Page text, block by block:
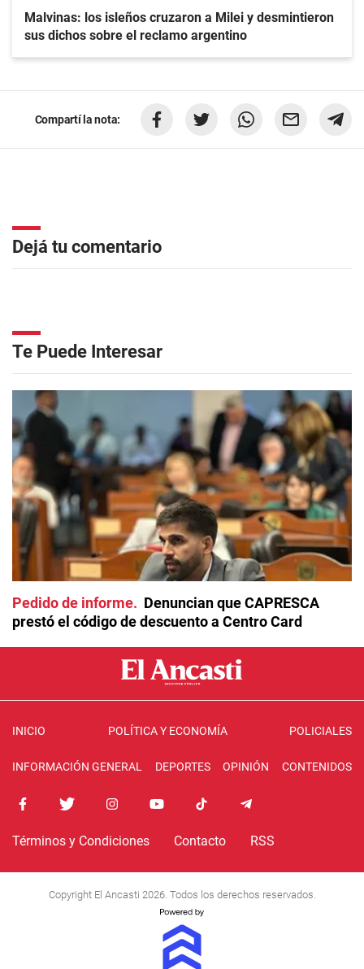
Malvinas: los isleños cruzaron a Milei y desmintieron
sus dichos sobre el reclamo argentino
Compartí la nota:
Dejá tu comentario
Te Puede Interesar
Pedido de informe
Denuncian que CAPRESCA
prestó el código de descuento a Centro Card
INICIO POLÍTICA Y ECONOMÍA POLICIALES
INFORMACIÓN GENERAL DEPORTES OPINIÓN CONTENIDOS
Términos y Condiciones Contacto RSS
Copyright El Ancasti 2026. Todos los derechos reservados.